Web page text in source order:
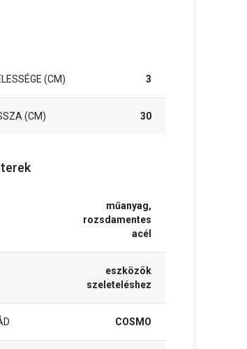
(CM) 3
(CM) 30
műanyag,
rozsdamentes
acél
eszközök
szeleteléshez
COSMO